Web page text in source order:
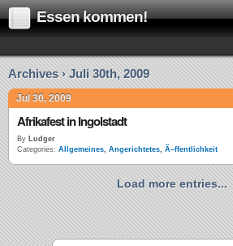
Essen kommen!
Archives › Juli 30th, 2009
Jul 30, 2009
Afrikafest in Ingolstadt
By Ludger
Categories: Allgemeines, Angerichtetes, Ã–ffentlichkeit
Load more entries...